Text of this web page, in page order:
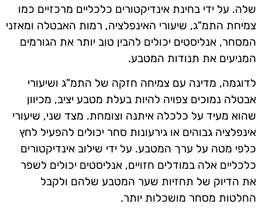
שלה. על ידי בחינת אינדיקטורים כלכליים מרכזיים כמו
צמיחת התמ"ג, שיעורי האינפלציה, רמות האבטלה ומאזני
המסחר, אנליסטים יכולים להבין טוב יותר את הגורמים
המניעים את תנודות המטבע.
לדוגמה, מדינה עם צמיחה חזקה של התמ"ג ושיעורי
אבטלה נמוכים צפויה להיות בעלת מטבע יציב, מכיוון
שהוא מעיד על כלכלה איתנה וצומחת. מצד שני, שיעורי
אינפלציה גבוהים או גירעונות סחר יכולים להפעיל לחץ
כלפי מטה על ערך המטבע. על ידי שילוב אינדיקטורים
כלכליים אלה במודלים חזויים, אנליסטים יכולים לשפר
את הדיוק של תחזיות שער המטבע שלהם ולקבל
החלטות מסחר מושכלות יותר.